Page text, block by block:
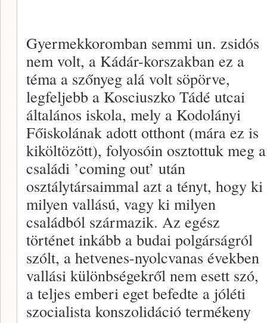
Gyermekkoromban semmi un. zsidós
nem volt, a Kádár-korszakban ez a
téma a szőnyeg alá volt söpörve,
legfeljebb a Kosciuszko Tádé utcai
általános iskola, mely a Kodolányi
Főiskolának adott otthont (mára ez is
kiköltözött), folyosóin osztottuk meg a
családi ’coming out’ után
osztálytársaimmal azt a tényt, hogy ki
milyen vallású, vagy ki milyen
családból származik. Az egész
történet inkább a budai polgárságról
szólt, a hetvenes-nyolcvanas években
vallási különbségekről nem esett szó,
a teljes emberi eget befedte a jóléti
szocialista konszolidáció termékeny